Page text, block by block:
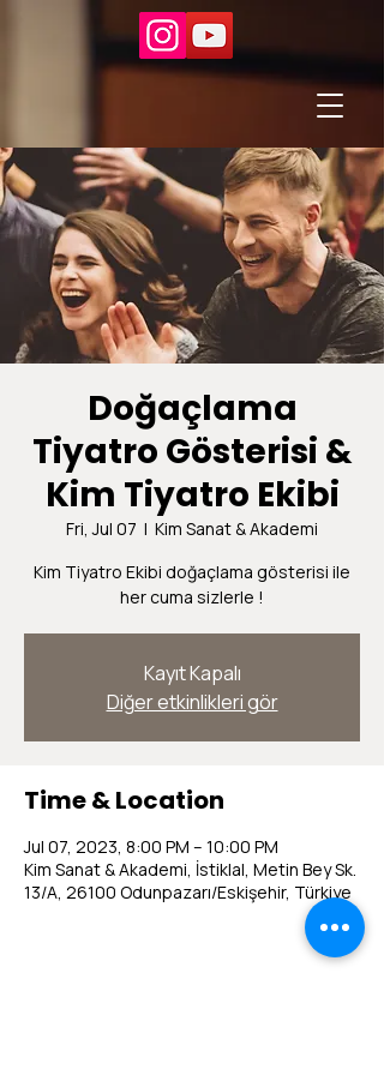
Doğaçlama
Tiyatro Gösterisi &
Kim Tiyatro Ekibi
Fri, Jul 07
  |
Kim Sanat & Akademi
Kim Tiyatro Ekibi doğaçlama gösterisi ile
her cuma sizlerle !
Kayıt Kapalı
Diğer etkinlikleri gör
Time & Location
Jul 07, 2023, 8:00 PM – 10:00 PM
Kim Sanat & Akademi, İstiklal, Metin Bey Sk.
13/A, 26100 Odunpazarı/Eskişehir, Türkiye